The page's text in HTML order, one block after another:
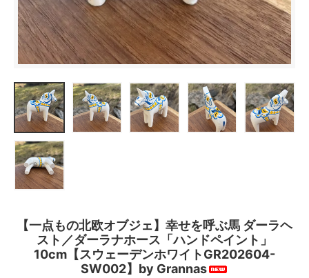
【一点もの北欧オブジェ】幸せを呼ぶ馬 ダーラヘ
スト／ダーラナホース「ハンドペイント」
10cm【スウェーデンホワイトGR202604-
SW002】by Grannas